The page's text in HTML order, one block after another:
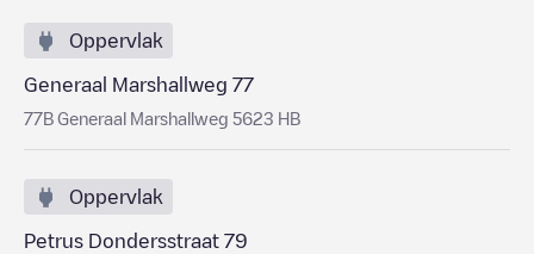
Oppervlak
Generaal Marshallweg 77
77B Generaal Marshallweg 5623 HB
Oppervlak
Petrus Dondersstraat 79